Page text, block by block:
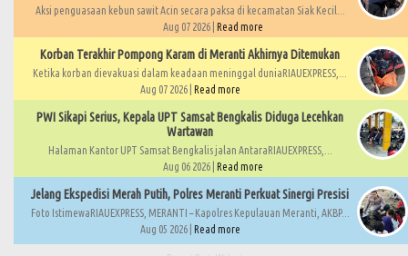
Aksi penguasaan kebun sawit Acin secara paksa di kecamatan Siak Kecil...
Aug 07 2026 | Read more
Korban Terakhir Pompong Karam di Meranti Akhirnya Ditemukan
Ketika korban dievakuasi dalam keadaan meninggal duniaRIAUEXPRESS,...
Aug 07 2026 | Read more
PWI Sikapi Serius, Kepala UPT Samsat Bengkalis Diduga Lecehkan
Wartawan
Halaman Kantor UPT Samsat Bengkalis jalan AntaraRIAUEXPRESS,...
Aug 06 2026 | Read more
Jelang Ekspedisi Merah Putih, Polres Meranti Perkuat Sinergi Presisi
Foto IstimewaRIAUEXPRESS, MERANTI – Kapolres Kepulauan Meranti, AKBP...
Aug 05 2026 | Read more